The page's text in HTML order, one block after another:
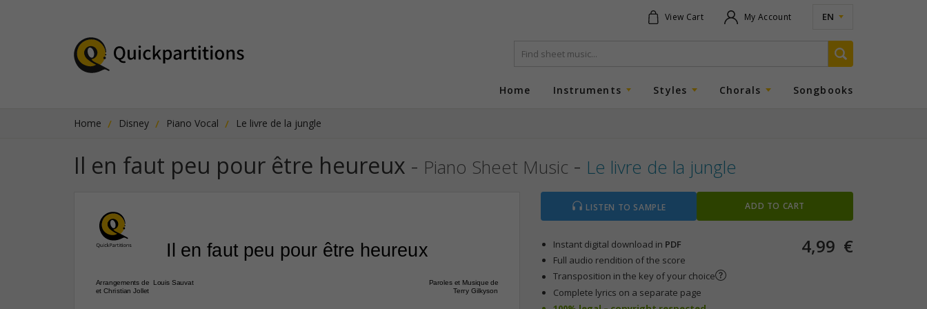
View Cart My Account EN
Home Instruments Styles Chorals Songbooks
Home Disney Piano Vocal Le livre de la jungle
Il en faut peu pour être heureux - Piano Sheet Music - Le livre de la jungle
Arrangements de  Louis Sauvat
et Christian Jollet
Il en faut peu pour être heureux
Paroles et Musique de
Terry Gilkyson
LISTEN TO SAMPLE ADD TO CART
Instant digital download in PDF
Full audio rendition of the score
Transposition in the key of your choice
Complete lyrics on a separate page
4,99 €